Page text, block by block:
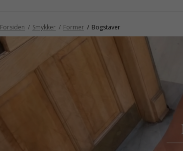
Forsiden Smykker Former Bogstaver